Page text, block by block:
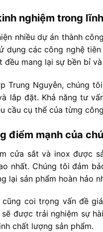
nghiệm trong
nhiều dự án thành
dụng các công nghệ
đều mang lại sự bền bỉ
Trung Nguyễn, chúng
lắp đặt. Khả năng tư
cầu cụ thể của từng
điểm mạnh của
cửa sắt và inox được
nhất. Chúng tôi đảm
lại sản phẩm hoàn hảo
coi trọng vấn đề
được trải nghiệm sự
chất lượng sản phẩm.